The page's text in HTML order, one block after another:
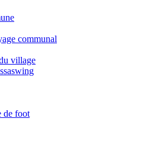
communal
village
de foot